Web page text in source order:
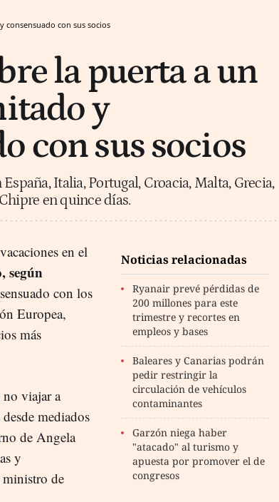
con sus socios
la puerta a un
y
con sus socios
Italia, Portugal, Croacia, Malta, Grecia,
en quince días.
Noticias relacionadas
Ryanair prevé pérdidas de
200 millones para este
trimestre y recortes en
empleos y bases
Baleares y Canarias podrán
pedir restringir la
circulación de vehículos
contaminantes
Garzón niega haber
"atacado" al turismo y
apuesta por promover el de
congresos
en el
según
con los
Europea,
más
no viajar a
mediados
de Angela
y
ministro de